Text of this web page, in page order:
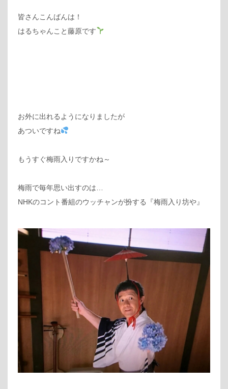
皆さんこんばんは！
はるちゃんこと藤原です
お外に出れるようになりましたが
あついですね
もうすぐ梅雨入りですかね～
梅雨で毎年思い出すのは…
NHKのコント番組のウッチャンが扮する『梅雨入り坊や』